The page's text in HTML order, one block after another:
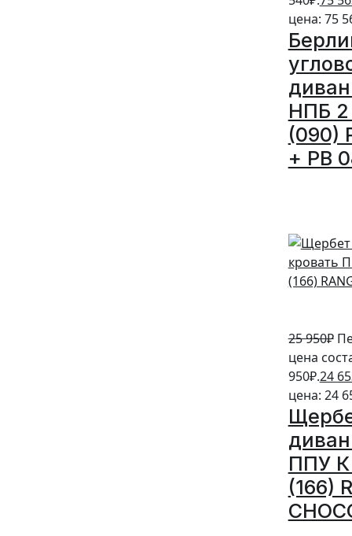
цена: 75
НПБ 2
(090)
+ PB
25 950₽
цена
950₽.24
цена: 24
ППУ К
(166)